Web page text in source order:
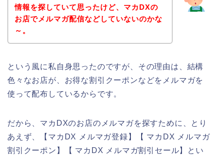
情報を探していて思ったけど、マカDXの
お店でメルマガ配信などしていないのかな
～。
という風に私自身思ったのですが、その理由は、結構
色々なお店が、お得な割引クーポンなどをメルマガを
使って配布しているからです。
だから、マカDXのお店のメルマガを探すために、とり
あえず、【マカDX メルマガ登録】【 マカDX メルマガ
割引クーポン】【 マカDX メルマガ割引セール】とい